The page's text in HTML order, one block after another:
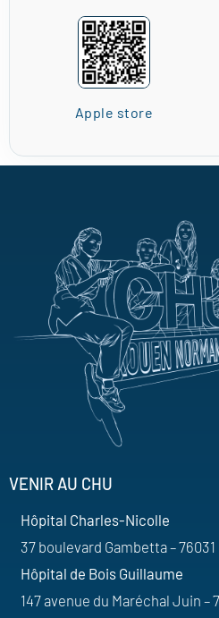
Apple store
VENIR AU CHU
Hôpital Charles-Nicolle
37 boulevard Gambetta – 76031
Hôpital de Bois Guillaume
147 avenue du Maréchal Juin